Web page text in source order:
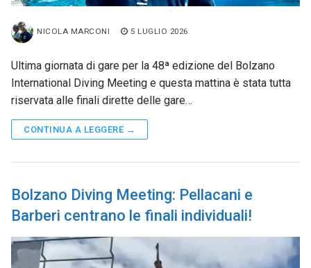
NICOLA MARCONI 5 LUGLIO 2026
Ultima giornata di gare per la 48ª edizione del Bolzano
International Diving Meeting e questa mattina è stata tutta
riservata alle finali dirette delle gare…
CONTINUA A LEGGERE →
Bolzano Diving Meeting: Pellacani e
Barberi centrano le finali individuali!